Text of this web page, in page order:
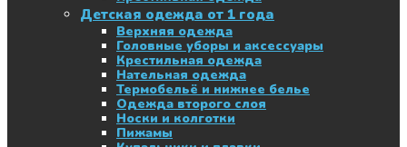
Детская одежда от 1 года
Верхняя одежда
Головные уборы и аксессуары
Крестильная одежда
Нательная одежда
Термобельё и нижнее белье
Одежда второго слоя
Носки и колготки
Пижамы